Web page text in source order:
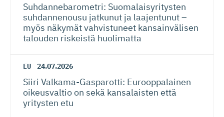
Suhdanneba­ro­metri: Suomalaisy­ri­tysten
suhdannenousu jatkunut ja laajentunut –
myös näkymät vahvistuneet kansainvälisen
talouden riskeistä huolimatta
EU 24.07.2026
Siiri Valkama-Gas­pa­rotti: Eurooppalainen
oikeusvaltio on sekä kansalaisten että
yritysten etu